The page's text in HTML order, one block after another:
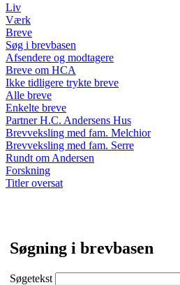
Liv
Værk
Breve
Søg i brevbasen
Afsendere og modtagere
Breve om HCA
Ikke tidligere trykte breve
Alle breve
Enkelte breve
Partner H.C. Andersens Hus
Brevveksling med fam. Melchior
Brevveksling med fam. Serre
Rundt om Andersen
Forskning
Titler oversat
Søgning i brevbasen
Søgetekst